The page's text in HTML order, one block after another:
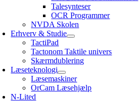
Talesynteser
OCR Programmer
NVDA Skolen
Erhverv & Studie
TactiPad
Tactonom Taktile univers
Skærmdublering
Læseteknologi
Læsemaskiner
OrCam Læsehjælp
N-Lited